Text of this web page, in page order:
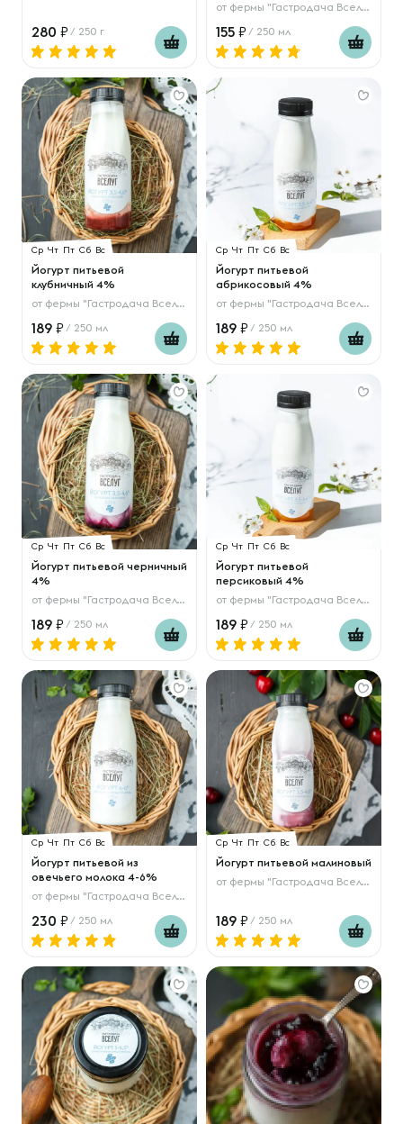
280 / 250 г
от фермы "Гастродача Вселуг"
155 / 250 мл
Ср Чт Пт Сб Вс
Йогурт питьевой
клубничный 4%
от фермы "Гастродача Вселуг"
189 / 250 мл
Ср Чт Пт Сб Вс
Йогурт питьевой
абрикосовый 4%
от фермы "Гастродача Вселуг"
189 / 250 мл
Ср Чт Пт Сб Вс
Йогурт питьевой черничный
4%
от фермы "Гастродача Вселуг"
189 / 250 мл
Ср Чт Пт Сб Вс
Йогурт питьевой
персиковый 4%
от фермы "Гастродача Вселуг"
189 / 250 мл
Ср Чт Пт Сб Вс
Йогурт питьевой из
овечьего молока 4-6%
от фермы "Гастродача Вселуг"
230 / 250 мл
Ср Чт Пт Сб Вс
Йогурт питьевой малиновый
от фермы "Гастродача Вселуг"
189 / 250 мл